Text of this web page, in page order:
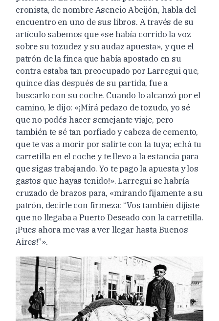
cronista, de nombre Asencio Abeijón, habla del
encuentro en uno de sus libros. A través de su
artículo sabemos que «se había corrido la voz
sobre su tozudez y su audaz apuesta», y que el
patrón de la finca que había apostado en su
contra estaba tan preocupado por Larregui que,
quince días después de su partida, fue a
buscarlo con su coche. Cuando lo alcanzó por el
camino, le dijo: «¡Mirá pedazo de tozudo, yo sé
que no podés hacer semejante viaje, pero
también te sé tan porfiado y cabeza de cemento,
que te vas a morir por salirte con la tuya; echá tu
carretilla en el coche y te llevo a la estancia para
que sigas trabajando. Yo te pago la apuesta y los
gastos que hayas tenido!». Larregui se habría
cruzado de brazos para, «mirando fijamente a su
patrón, decirle con firmeza: “Vos también dijiste
que no llegaba a Puerto Deseado con la carretilla.
¡Pues ahora me vas a ver llegar hasta Buenos
Aires!”».